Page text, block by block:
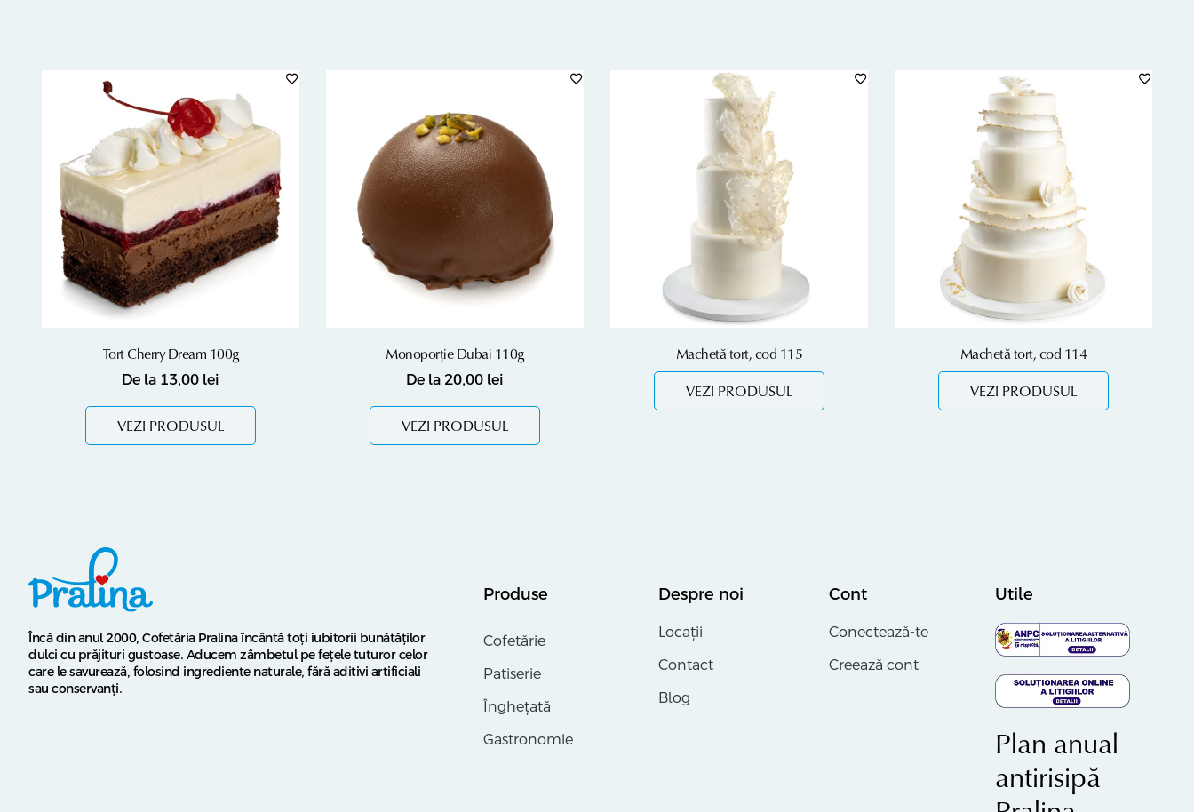
Tort Cherry Dream 100g
De la 13,00 lei
VEZI PRODUSUL
Monoporție Dubai 110g
De la 20,00 lei
VEZI PRODUSUL
Machetă tort, cod 115
VEZI PRODUSUL
Machetă tort, cod 114
VEZI PRODUSUL
Încă din anul 2000, Cofetăria Pralina încântă toți iubitorii bunătăților
dulci cu prăjituri gustoase. Aducem zâmbetul pe fețele tuturor celor
care le savurează, folosind ingrediente naturale, fără aditivi artificiali
sau conservanți.
Produse
Cofetărie
Patiserie
Înghețată
Gastronomie
Despre noi
Locații
Contact
Blog
Cont
Conectează-te
Creează cont
Utile
Plan anual
antirisipă